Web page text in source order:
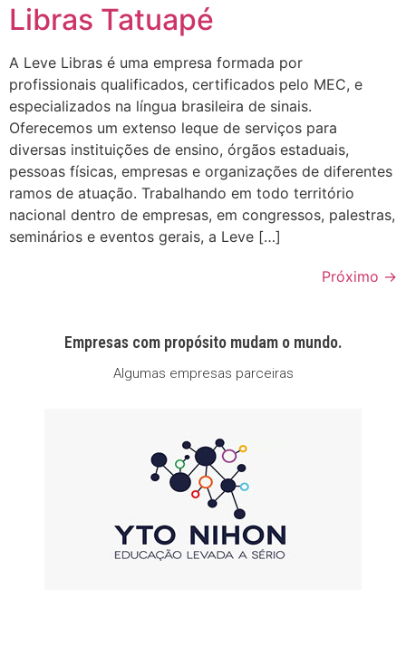
Libras Tatuapé
A Leve Libras é uma empresa formada por
profissionais qualificados, certificados pelo MEC, e
especializados na língua brasileira de sinais.
Oferecemos um extenso leque de serviços para
diversas instituições de ensino, órgãos estaduais,
pessoas físicas, empresas e organizações de diferentes
ramos de atuação. Trabalhando em todo território
nacional dentro de empresas, em congressos, palestras,
seminários e eventos gerais, a Leve […]
Próximo →
Empresas com propósito mudam o mundo.
Algumas empresas parceiras